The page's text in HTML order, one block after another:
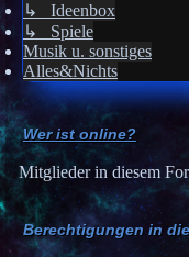
↳ Ideenbox
↳ Spiele
Musik u. sonstiges
Alles&Nichts
Wer ist online?
Mitglieder in diesem
Berechtigungen in